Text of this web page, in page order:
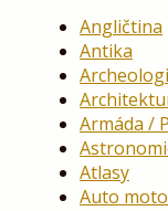
Angličtina
Antika
Armáda /
Atlasy
Auto moto